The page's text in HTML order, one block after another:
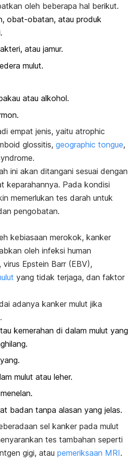
oleh beberapa hal berikut.
obat-obatan, atau produk
atau jamur.
mulut.
atau alkohol.
empat jenis, yaitu atrophic
glossitis, geographic tongue,
.
ini akan ditangani sesuai dengan
keparahannya. Pada kondisi
memerlukan tes darah untuk
pengobatan.
kebiasaan merokok, kanker
oleh infeksi human
virus Epstein Barr (EBV),
yang tidak terjaga, dan faktor
adanya kanker mulut jika
kemerahan di dalam mulut yang
mulut atau leher.
badan tanpa alasan yang jelas.
sel kanker pada mulut
tes tambahan seperti
gigi, atau pemeriksaan MRI.